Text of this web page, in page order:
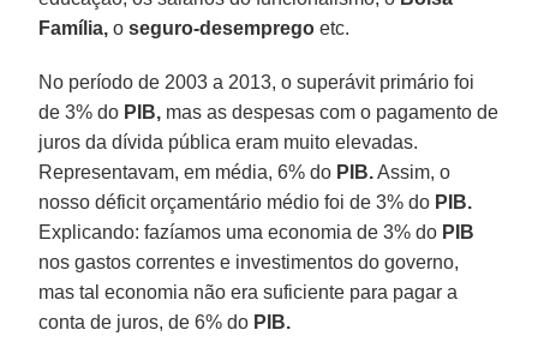
Família, oseguro-desemprego etc.
No período de 2003 a 2013, o superávit primário foi
de 3% do PIB, mas as despesas com o pagamento de
juros da dívida pública eram muito elevadas.
Representavam, em média, 6% do PIB.Assim, o
nosso déficit orçamentário médio foi de 3% do PIB.
Explicando: fazíamos uma economia de 3% do PIB
nos gastos correntes e investimentos do governo,
mas tal economia não era suficiente para pagar a
conta de juros, de 6% do PIB.